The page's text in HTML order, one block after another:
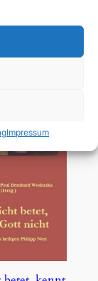
Impressum